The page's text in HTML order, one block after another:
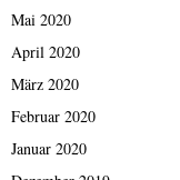
Mai 2020
April 2020
März 2020
Februar 2020
Januar 2020